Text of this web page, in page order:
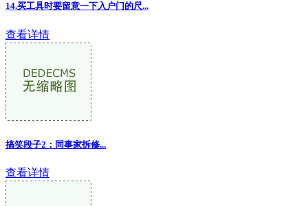
14.买工具时要留意一下入户门的尺...
查看详情
搞笑段子2：同事家拆修...
查看详情